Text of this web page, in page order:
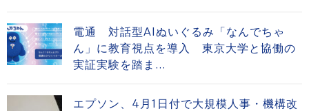
電通 対話型AIぬいぐるみ「なんでちゃ
ん」に教育視点を導入 東京大学と協働の
実証実験を踏ま...
エプソン、4月1日付で大規模人事・機構改